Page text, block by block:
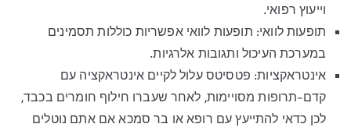
וייעוץ רפואי.
תופעות לוואי: תופעות לוואי אפשריות כוללות תסמינים
במערכת העיכול ותגובות אלרגיות.
אינטראקציות: פטסיטס עלול לקיים אינטראקציה עם
קדם-תרופות מסויימות, לאחר שעברו חילוף חומרים בכבד,
לכן כדאי להתייעץ עם רופא או בר סמכא אם אתם נוטלים